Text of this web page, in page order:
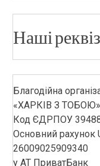
Наші
Благодійна
«ХАРКІВ З ТОБОЮ»
Код ЄДРПОУ
Основний рахунок
26009025909340
у АТ ПриватБанк